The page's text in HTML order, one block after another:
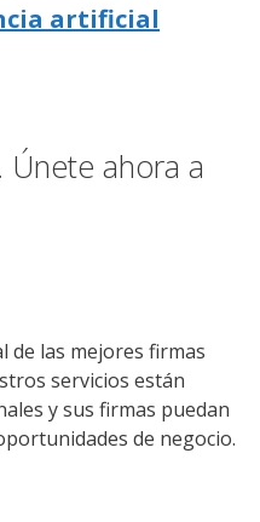
artificial
Únete ahora a
de las mejores firmas
servicios están
y sus firmas puedan
de negocio.